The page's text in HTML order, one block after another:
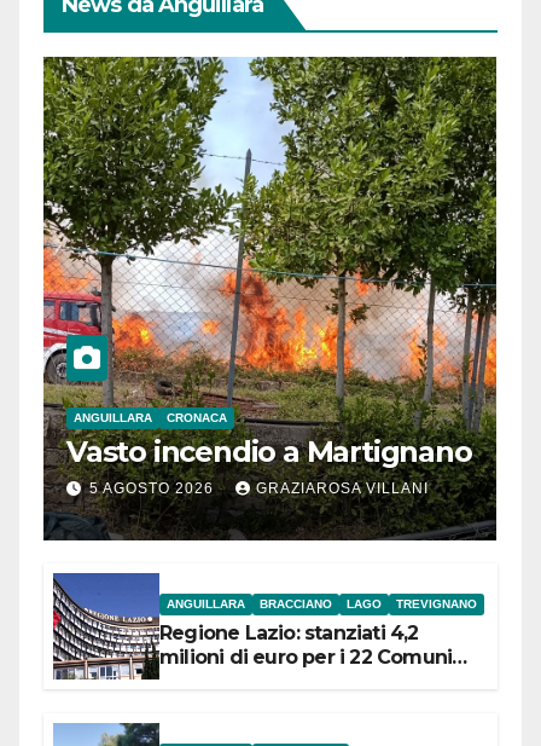
ANGUILLARA CRONACA
Vasto incendio a Martignano
5 AGOSTO 2026 GRAZIAROSA VILLANI
ANGUILLARA BRACCIANO LAGO TREVIGNANO
Regione Lazio: stanziati 4,2
milioni di euro per i 22 Comuni